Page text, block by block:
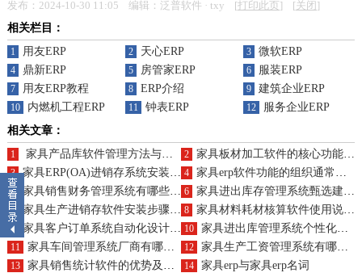
发布：2024-10-30 11:05 编辑：泛普软件 · txy [打印此页] [关闭 ]
相关栏目：
1 用友ERP 2 天心ERP 3 微软ERP
4 鼎新ERP 5 房管家ERP 6 服装ERP
7 用友ERP教程 8 ERP介绍 9 建筑企业ERP
10 内燃机工程ERP 11 钟表ERP 12
服务企业ERP
相关文章：
1 家具产品库软件管理方法与升级带来的新机遇 2 家具板材加工软件的核心功能及作用是什么？
3 家具ERP(OA)进销存系统安装的核心目的与实施规划？ 4 家具erp软件功能的组织通常有哪些方法？这些组织方法各有什么特点？
5 家具销售财务管理系统有哪些品牌？核心作用简述 6 家具进出库存管理系统甄选建议，基础功能全面剖析
7 家具生产进销存软件安装步骤与实施步骤详解？ 8 家具材料耗材核算软件使用说明，升级关注哪些新特性？
9 家具客户订单系统自动化设计，哪家软件公司更出色？ 10 家具进出库管理系统个性化开发费用？开发流程概述？
11 家具车间管理系统厂商有哪些？如何提升生产效率？ 12 家具生产工资管理系统有哪些好用的?需要多少钱?
13 家具销售统计软件的优势及功能特性详解 14 家具erp与家具erp名词